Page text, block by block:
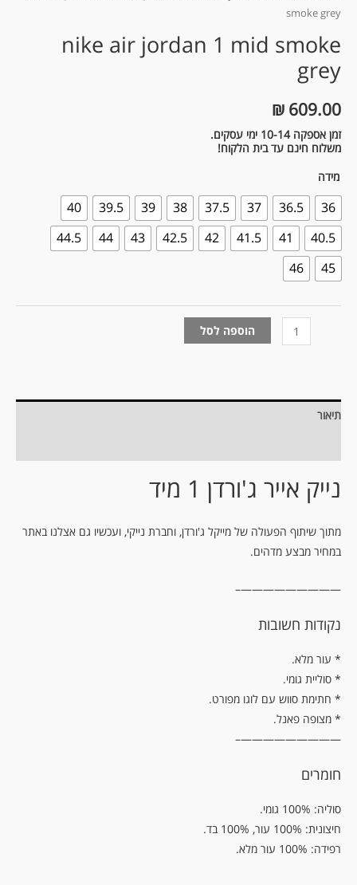
smoke grey
nike air jordan 1 mid smoke
grey
₪ 609.00
זמן אספקה 10-14 ימי עסקים.
משלוח חינם עד בית הלקוח!
מידה
36
36.5
37
37.5
38
39
39.5
40
40.5
41
41.5
42
42.5
43
44
44.5
45
46
הוספה לסל
תיאור
נייק אייר ג'ורדן 1 מיד
מתוך שיתוף הפעולה של מייקל ג'ורדן, וחברת נייקי, ועכשיו גם אצלנו באתר
במחיר מבצע מדהים.
—————————–
נקודות חשובות
.עור מלא *
* סוליית גומי.
* חתימת סווש עם לוגו מפורט.
* מצופה פאנל.
—————————–
חומרים
סוליה: 100% גומי.
חיצונית: 100% עור, 100% בד.
רפידה: 100% עור מלא.